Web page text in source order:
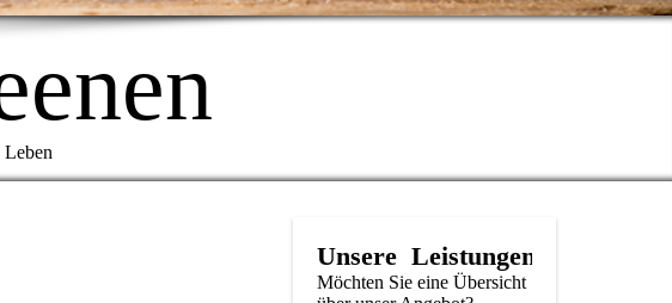
Unsere Leistungen
Möchten Sie eine Übersicht